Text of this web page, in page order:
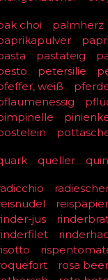
choi palmherz
pastateig
petersilie
weiß
queller
reispapier
jus
rosa